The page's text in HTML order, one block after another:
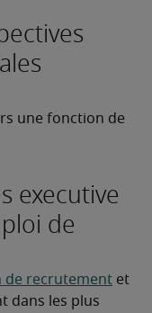
une fonction de
executive
de
de recrutement et
dans les plus